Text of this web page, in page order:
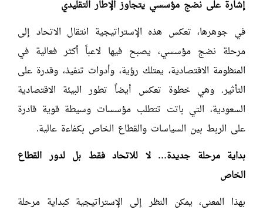
إشارة على نضج مؤسسي يتجاوز الإطار التقليدي
في جوهرها، تعكس هذه الإستراتيجية انتقال الاتحاد إلى
مرحلة نضج مؤسسي، يصبح فيها لاعباً أكثر فعالية في
المنظومة الاقتصادية، يمتلك رؤية، وأدوات تنفيذ، وقدرة على
التأثير. وهي خطوة تعكس أيضاً تطور البيئة الاقتصادية
السعودية، التي باتت تتطلب مؤسسات وسيطة قوية قادرة
على الربط بين السياسات والقطاع الخاص بكفاءة عالية.
بداية مرحلة جديدة… لا للاتحاد فقط بل لدور القطاع
الخاص
بهذا المعنى، يمكن النظر إلى الإستراتيجية كبداية مرحلة